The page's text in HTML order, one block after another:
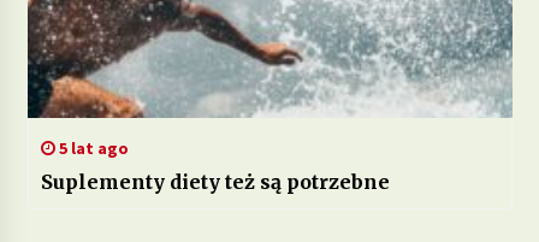
5 lat ago
Suplementy diety też są potrzebne